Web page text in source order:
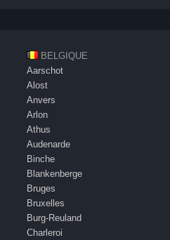
BELGIQUE
Aarschot
Alost
Anvers
Arlon
Athus
Audenarde
Binche
Blankenberge
Bruges
Bruxelles
Burg-Reuland
Charleroi